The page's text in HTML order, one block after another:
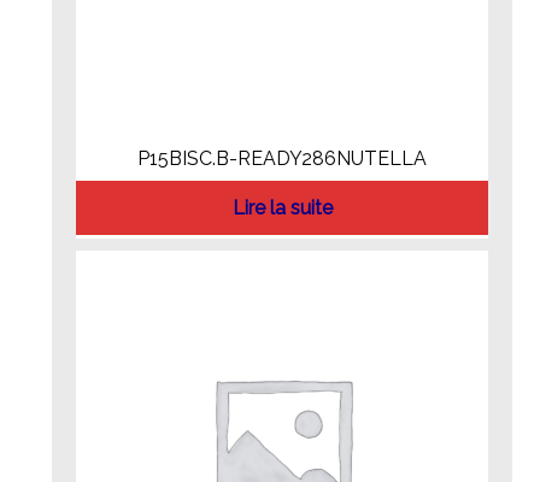
P15BISC.B-READY286NUTELLA
Lire la suite